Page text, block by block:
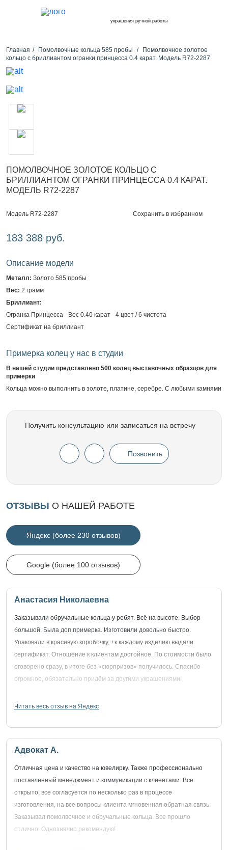
украшения ручной работы
Главная Помолвочные кольца 585 пробы
Помолвочное золотое
кольцо с бриллиантом огранки принцесса 0.4 карат. Модель R72-2287
ПОМОЛВОЧНОЕ ЗОЛОТОЕ КОЛЬЦО С
БРИЛЛИАНТОМ ОГРАНКИ ПРИНЦЕССА 0.4 КАРАТ.
МОДЕЛЬ R72-2287
Модель R72-2287 Сохранить в избранном
183 388 руб.
Описание модели
Металл: Золото 585 пробы
Вес: 2 грамм
Бриллиант:
Огранка Принцесса - Вес 0.40 карат - 4 цвет / 6 чистота
Сертификат на бриллиант
Примерка колец у нас в студии
В нашей студии представлено 500 колец выставочных образцов для
примерки
Кольца можно выполнить в золоте, платине, серебре. С любыми камнями
Получить консультацию или записаться на встречу
Позвонить
ОТЗЫВЫ О НАШЕЙ РАБОТЕ
Яндекс (более 230 отзывов)
Google (более 100 отзывов)
Анастасия Николаевна
Заказывали обручальные кольца у ребят. Всё на высоте. Выбор
большой. Была доп.примерка. Изготовили довольно быстро.
Упаковали в красивую коробочку, +к каждому изделию выдали
сертификат. Отношение к клиентам достойное. По стоимости было
оговорено сразу, в итоге без «сюрпризов» получилось. Спасибо
огромное, обязательно придём за другими украшениями!
Читать весь отзыв на Яндекс
Адвокат А.
Отличная цена и качество на ювелирку. Также профессионально
поставленный менеджмент и коммуникации с клиентами. Все
открыто, все согласуется по несколько раз в процессе
изготовления, на все вопросы клиента мгновенная обратная связь.
Заказывал помолвочное и обручальные кольца. Все прошло
отлично. Однозначно рекомендую!